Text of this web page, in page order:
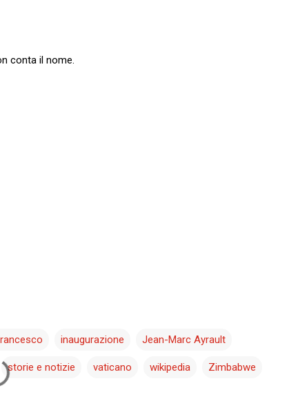
conta il nome.
inaugurazione Jean-Marc Ayrault
storie e notizie vaticano wikipedia Zimbabwe